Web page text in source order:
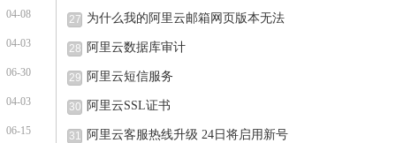
04-08
04-03
06-30
04-03
06-15
27 为什么我的阿里云邮箱网页版本无法
28 阿里云数据库审计
29 阿里云短信服务
30 阿里云SSL证书
31 阿里云客服热线升级 24日将启用新号